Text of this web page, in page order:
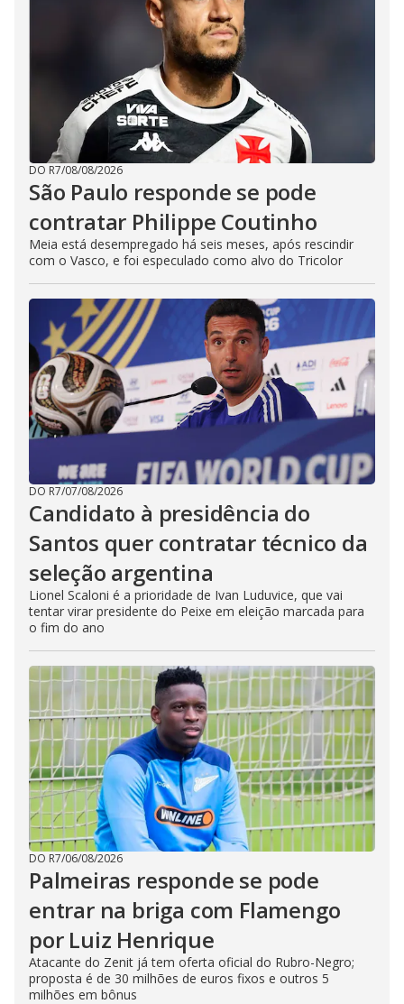
DO R7/08/08/2026
São Paulo responde se pode
contratar Philippe Coutinho
Meia está desempregado há seis meses, após rescindir
com o Vasco, e foi especulado como alvo do Tricolor
DO R7/07/08/2026
Candidato à presidência do
Santos quer contratar técnico da
seleção argentina
Lionel Scaloni é a prioridade de Ivan Luduvice, que vai
tentar virar presidente do Peixe em eleição marcada para
o fim do ano
DO R7/06/08/2026
Palmeiras responde se pode
entrar na briga com Flamengo
por Luiz Henrique
Atacante do Zenit já tem oferta oficial do Rubro-Negro;
proposta é de 30 milhões de euros fixos e outros 5
milhões em bônus